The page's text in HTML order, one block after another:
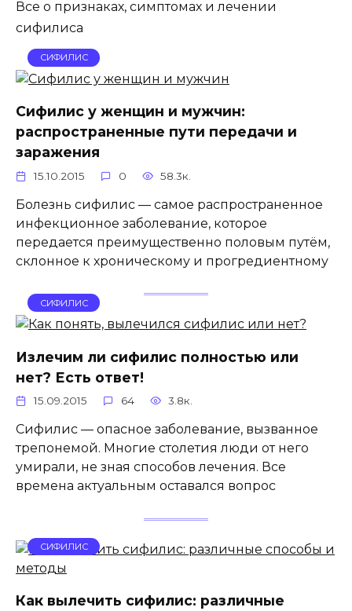
Все о признаках, симптомах и лечении
сифилиса
СИФИЛИС
Сифилис у женщин и мужчин:
распространенные пути передачи и
заражения
15.10.2015 0 58.3к.
Болезнь сифилис — самое распространенное
инфекционное заболевание, которое
передается преимущественно половым путём,
склонное к хроническому и прогредиентному
СИФИЛИС
Излечим ли сифилис полностью или
нет? Есть ответ!
15.09.2015 64 3.8к.
Сифилис — опасное заболевание, вызванное
трепонемой. Многие столетия люди от него
умирали, не зная способов лечения. Все
времена актуальным оставался вопрос
СИФИЛИС
Как вылечить сифилис: различные